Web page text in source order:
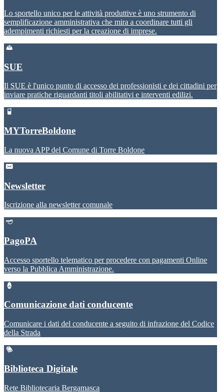
Lo sportello unico per le attività produttive è uno strumento di
semplificazione amministrativa che mira a coordinare tutti gli
adempimenti richiesti per la creazione di imprese.
SUE
Il SUE è l'unico punto di accesso dei professionisti e dei cittadini per
inviare pratiche riguardanti titoli abilitativi e interventi edilizi.
MYTorreBoldone
La nuova APP del Comune di Torre Boldone
Newsletter
Iscrizione alla newsletter comunale
PagoPA
Accesso sportello telematico per procedere con pagamenti Online
verso la Pubblica Amministrazione.
Comunicazione dati conducente
Comunicare i dati del conducente a seguito di infrazione del Codice
della Strada
Biblioteca Digitale
Rete Bibliotecaria Bergamasca